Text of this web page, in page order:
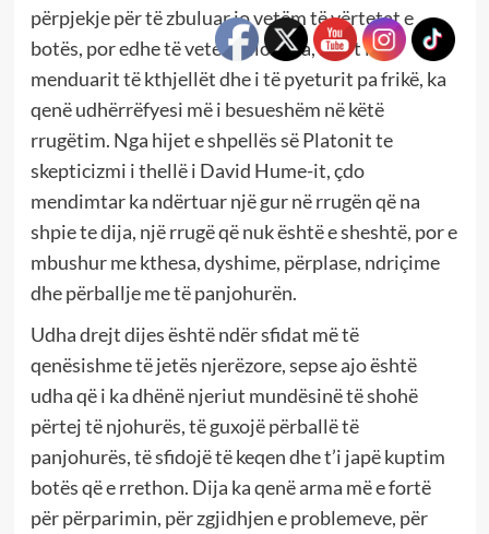
përpjekje për të zbuluar jo vetëm të vërtetat e
botës, por edhe të vetes. Filozofia, si art i të
menduarit të kthjellët dhe i të pyeturit pa frikë, ka
qenë udhërrëfyesi më i besueshëm në këtë
rrugëtim. Nga hijet e shpellës së Platonit te
skepticizmi i thellë i David Hume-it, çdo
mendimtar ka ndërtuar një gur në rrugën që na
shpie te dija, një rrugë që nuk është e sheshtë, por e
mbushur me kthesa, dyshime, përplase, ndriçime
dhe përballje me të panjohurën.
Udha drejt dijes është ndër sfidat më të
qenësishme të jetës njerëzore, sepse ajo është
udha që i ka dhënë njeriut mundësinë të shohë
përtej të njohurës, të guxojë përballë të
panjohurës, të sfidojë të keqen dhe t’i japë kuptim
botës që e rrethon. Dija ka qenë arma më e fortë
për përparimin, për zgjidhjen e problemeve, për